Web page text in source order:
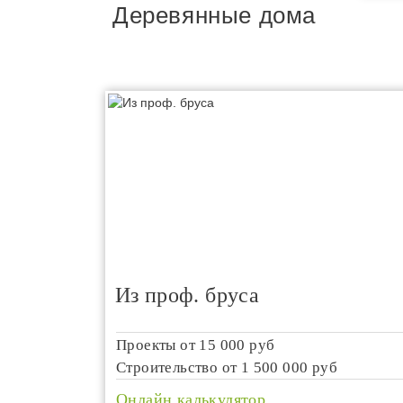
Деревянные дома
Из проф. бруса
Проекты от 15 000 руб
Строительство от 1 500 000 руб
Онлайн калькулятор